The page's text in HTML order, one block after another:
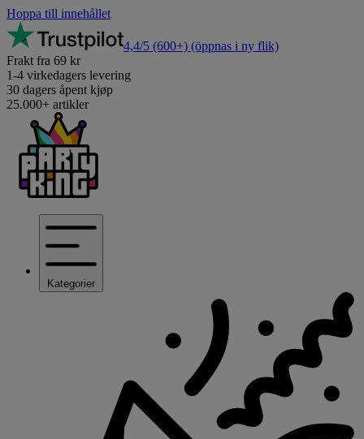
Hoppa till innehållet
4,4/5 (600+) (öppnas i ny flik)
Frakt fra 69 kr
1-4 virkedagers levering
30 dagers åpent kjøp
25.000+ artikler
Kategorier